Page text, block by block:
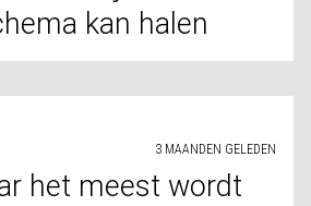
kan halen
3 MAANDEN GELEDEN
het meest wordt